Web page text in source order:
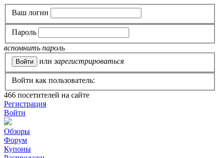
Ваш логин
Пароль
вспомнить пароль
или зарегистрироваться
Войти как пользователь:
466 посетителей на сайте
Регистрация
Войти
Обзоры
Форум
Купоны